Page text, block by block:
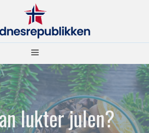
Meny
lukter julen?